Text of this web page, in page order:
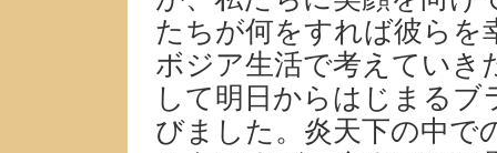
たちが何をすれば彼らを
ボジア生活で考えていき
して明日からはじまる
びました。炎天下の中で